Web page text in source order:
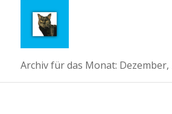
Archiv für das Monat: Dezember,